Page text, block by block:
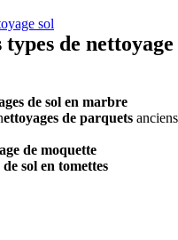
sol
de nettoyage
de sol en marbre
ettoyages de parquets anciens
de moquette
sol en tomettes